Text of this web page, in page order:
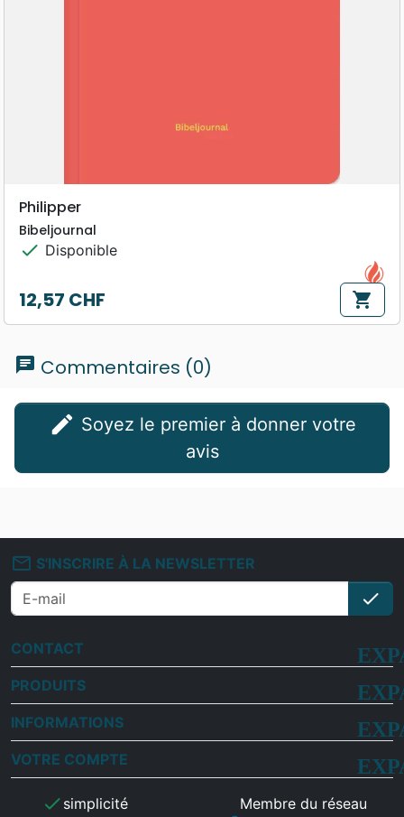
Philipper
Bibeljournal
check Disponible
Prix
12,57 CHF shopping_cart
chat Commentaires (0)
edit
avis
mail_outline S'INSCRIRE À LA NEWSLETTER
check
CONTACT
PRODUITS
INFORMATIONS
VOTRE COMPTE
check simplicité Membre du réseau